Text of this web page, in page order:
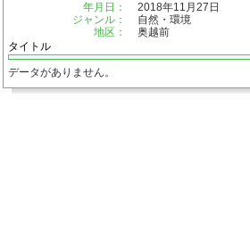
年月日：
2018年11月27日
ジャンル：
自然・環境
地区：
奥越前
タイトル
データがありません。